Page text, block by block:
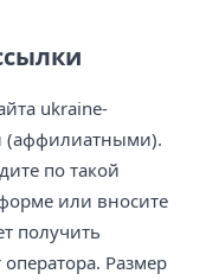
ukraine-
(аффилиатными).
по такой
или вносите
получить
Размер